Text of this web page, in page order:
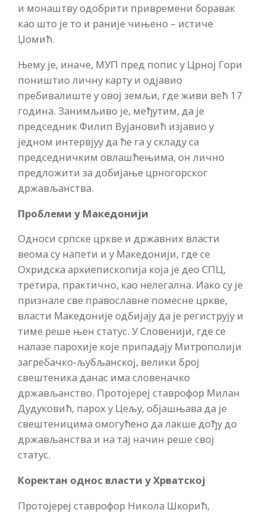
и монаштву одобрити привремени боравак
као што је то и раније чињено – истиче
Џомић.
Њему је, иначе, МУП пред попис у Црној Гори
поништио личну карту и одјавио
пребивалиште у овој земљи, где живи већ 17
година. Занимљиво је, међутим, да је
председник Филип Вујановић изјавио у
једном интервјуу да ће га у складу са
председничким овлашћењима, он лично
предложити за добијање црногорског
држављанства.
Проблеми у Македонији
Односи српске цркве и државних власти
веома су напети и у Македонији, где се
Охридска архиепископија која је део СПЦ,
третира, практично, као нелегална. Иако су је
признале све православне помесне цркве,
власти Македоније одбијају да је региструју и
тиме реше њен статус. У Словенији, где се
налазе парохије које припадају Митрополији
загребачко-љубљанској, велики број
свештеника данас има словеначко
држављанство. Протојереј ставрофор Милан
Дудуковић, парох у Цељу, објашњава да је
свештеницима омогућено да лакше дођу до
држављанства и на тај начин реше свој
статус.
Коректан однос власти уХрватској
Протојереј ставрофор Никола Шкорић,